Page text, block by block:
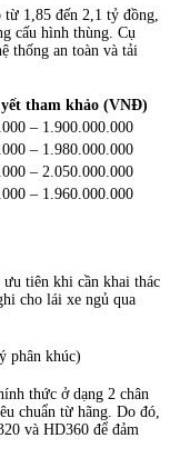
từ 1,85 đến 2,1 tỷ đồng,
cấu hình thùng. Cụ
thống an toàn và tải
tham khảo (VNĐ)
– 1.900.000.000
– 1.980.000.000
– 2.050.000.000
– 1.960.000.000
tiên khi cần khai thác
cho lái xe ngủ qua
phân khúc)
thức ở dạng 2 chân
chuẩn từ hãng. Do đó,
và HD360 để đảm